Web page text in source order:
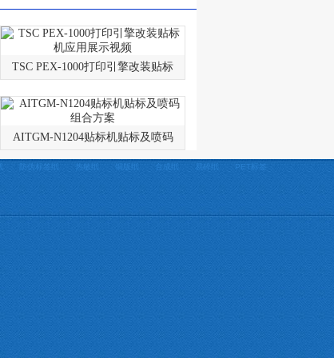
TSC PEX-1000打印引擎改装贴标
AITGM-N1204贴标机贴标及喷码
防伪标签纸 热敏纸 铜版纸 合成纸 易碎纸 PET标签